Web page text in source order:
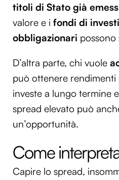
titoli di Stato già
valore e i fondi di
obbligazionari possono
D’altra parte, chi vuole
può ottenere
investe a lungo termine
spread elevato può
un’opportunità.
Come
Capire lo spread,